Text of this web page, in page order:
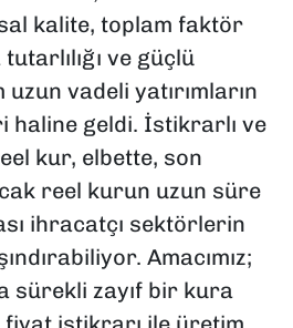
kalite, toplam faktör
ve güçlü
vadeli yatırımların
haline geldi. İstikrarlı ve
kur, elbette, son
reel kurun uzun süre
ihracatçı sektörlerin
Amacımız;
sürekli zayıf bir kura